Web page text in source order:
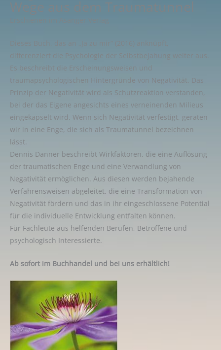
Wege aus dem Traumatunnel
Dieses Buch, das an „Ja zu mir“ (2016) anknüpft,
differenziert die Psychologie der Selbstbejahung weiter aus.
Es beschreibt die Erscheinungsweisen und
traumapsychologischen Hintergründe von Negativität. Das
Prinzip der Negativität wird als Schutzreaktion verstanden,
bei der das Eigene angesichts eines verneinenden Milieus
eingekapselt wird. Wenn sich Negativität verfestigt, geraten
wir in eine Enge, die sich als Traumatunnel bezeichnen
lässt.
Dennis Danner beschreibt Wirkfaktoren, die eine Auflösung
der traumatischen Enge und eine Verwandlung von
Negativität ermöglichen. Aus diesen werden bejahende
Verfahrensweisen abgeleitet, die eine Transformation von
Negativität fördern und das in ihr eingeschlossene Potential
für die individuelle Entwicklung entfalten können.
Für Fachleute aus helfenden Berufen, Betroffene und
psychologisch Interessierte.
Ab sofort im Buchhandel und bei uns erhältlich!